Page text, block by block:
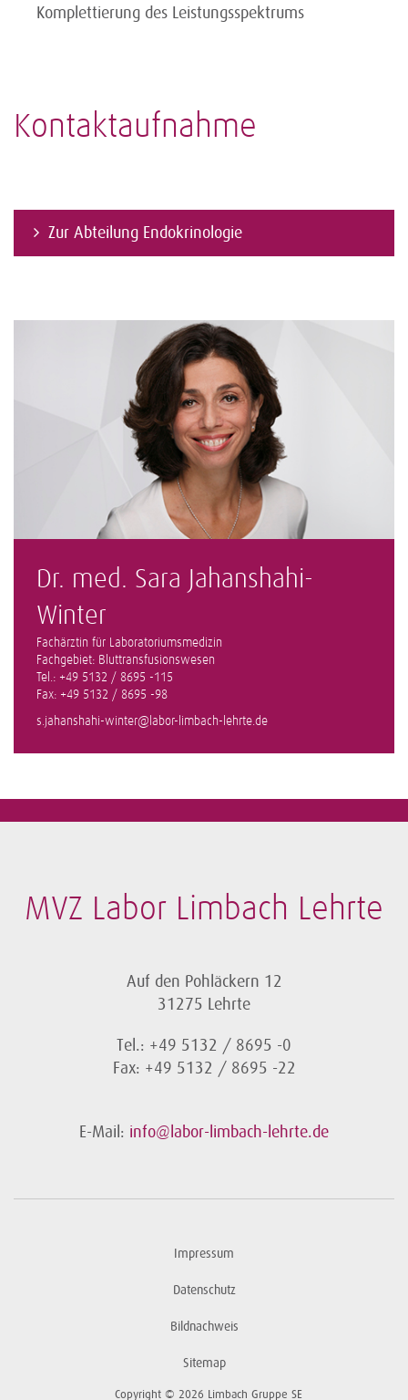
Komplettierung des Leistungsspektrums
Kontaktaufnahme
Zur Abteilung Endokrinologie
Dr. med. Sara Jahanshahi-
Winter
Fachärztin für Laboratoriumsmedizin
Fachgebiet: Bluttransfusionswesen
Tel.: +49 5132 / 8695 -115
Fax: +49 5132 / 8695 -98
s.jahanshahi-winter@labor-limbach-lehrte.de
MVZ Labor Limbach Lehrte
Auf den Pohläckern 12
31275 Lehrte
Tel.: +49 5132 / 8695 -0
Fax: +49 5132 / 8695 -22
E-Mail: info@labor-limbach-lehrte.de
Impressum
Datenschutz
Bildnachweis
Sitemap
Copyright © 2026 Limbach Gruppe SE